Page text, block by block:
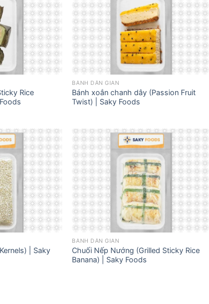
Rice
BÁNH DÂN GIAN
Bánh xoắn chanh dây (Passion Fruit
Twist) | Saky Foods
| Saky
BÁNH DÂN GIAN
Chuối Nếp Nướng (Grilled Sticky Rice
Banana) | Saky Foods